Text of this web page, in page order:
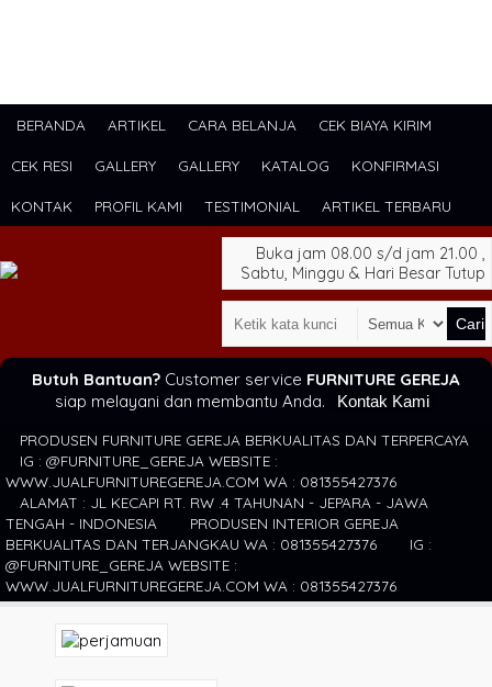
BERANDA ARTIKEL CARA BELANJA CEK BIAYA KIRIM
CEK RESI GALLERY GALLERY KATALOG KONFIRMASI
KONTAK PROFIL KAMI TESTIMONIAL ARTIKEL TERBARU
Buka jam 08.00 s/d jam 21.00 ,
Sabtu, Minggu & Hari Besar Tutup
Cari
Butuh Bantuan? Customer service FURNITURE GEREJA
siap melayani dan membantu Anda.
Kontak Kami
PRODUSEN FURNITURE GEREJA BERKUALITAS DAN TERPERCAYA
IG : @FURNITURE_GEREJA WEBSITE :
WWW.JUALFURNITUREGEREJA.COM WA : 081355427376
ALAMAT : JL KECAPI RT. RW .4 TAHUNAN - JEPARA - JAWA
TENGAH - INDONESIA
PRODUSEN INTERIOR GEREJA
BERKUALITAS DAN TERJANGKAU WA : 081355427376
IG :
@FURNITURE_GEREJA WEBSITE :
WWW.JUALFURNITUREGEREJA.COM WA : 081355427376